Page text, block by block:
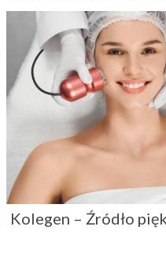
Kolegen – Źródło